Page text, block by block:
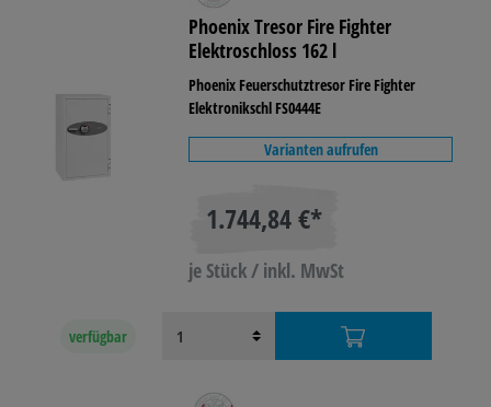
Phoenix Tresor Fire Fighter
Elektroschloss 162 l
Phoenix Feuerschutztresor Fire Fighter
Elektronikschl FS0444E
Varianten aufrufen
1.744,84 €*
je Stück / inkl. MwSt
verfügbar